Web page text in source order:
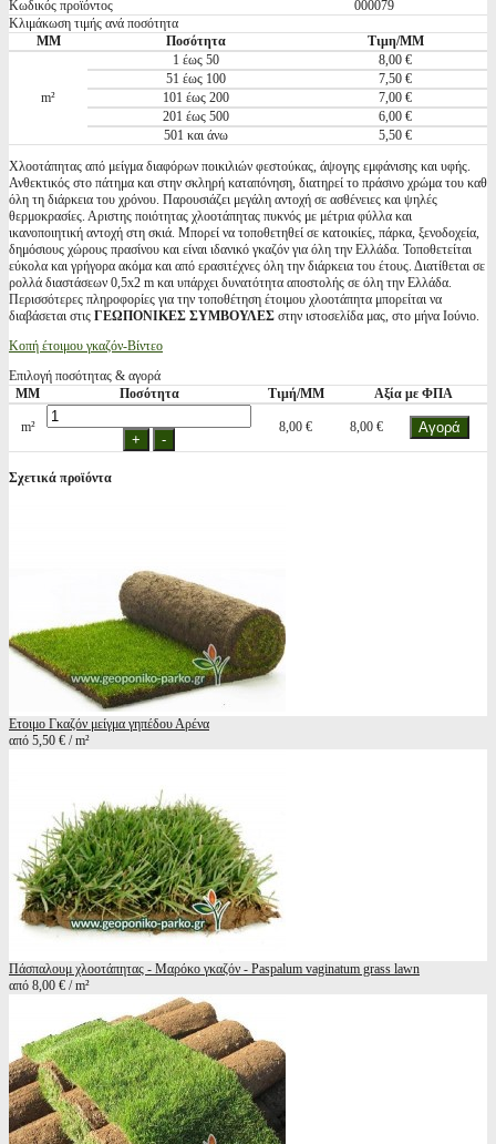
Κωδικός προϊόντος
000079
Κλιμάκωση τιμής ανά ποσότητα
ΜΜ
Ποσότητα Τιμη/ΜΜ
m²
1 έως 50
8,00 €
51 έως 100
7,50 €
101 έως 200
7,00 €
201 έως 500
6,00 €
501 και άνω
5,50 €
Χλοοτάπητας από μείγμα διαφόρων ποικιλιών φεστούκας, άψογης εμφάνισης και υφής.
Ανθεκτικός στο πάτημα και στην σκληρή καταπόνηση, διατηρεί το πράσινο χρώμα του καθ
όλη τη διάρκεια του χρόνου. Παρουσιάζει μεγάλη αντοχή σε ασθένειες και ψηλές
θερμοκρασίες. Αριστης ποιότητας χλοοτάπητας πυκνός με μέτρια φύλλα και
ικανοποιητική αντοχή στη σκιά. Μπορεί να τοποθετηθεί σε κατοικίες, πάρκα, ξενοδοχεία,
δημόσιους χώρους πρασίνου και είναι ιδανικό γκαζόν για όλη την Ελλάδα. Τοποθετείται
εύκολα και γρήγορα ακόμα και από ερασιτέχνες όλη την διάρκεια του έτους. Διατίθεται σε
ρολλά διαστάσεων 0,5x2 m και υπάρχει δυνατότητα αποστολής σε όλη την Ελλάδα.
Περισσότερες πληροφορίες για την τοποθέτηση έτοιμου χλοοτάπητα μπορείται να
διαβάσεται στις ΓΕΩΠΟΝΙΚΕΣ ΣΥΜΒΟΥΛΕΣ στην ιστοσελίδα μας, στο μήνα Ιούνιο.
Κοπή έτοιμου γκαζόν-Βίντεο
Επιλογή ποσότητας & αγορά
ΜΜ
Ποσότητα Τιμή/ΜΜ Αξία με ΦΠΑ
m² 8,00 € 8,00 €
Σχετικά προϊόντα
Ετοιμο Γκαζόν μείγμα γηπέδου Αρένα
από 5,50 € / m²
Πάσπαλουμ χλοοτάπητας - Μαρόκο γκαζόν - Paspalum vaginatum grass lawn
από 8,00 € / m²